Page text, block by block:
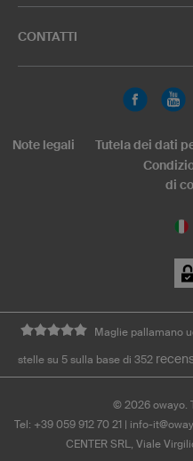
CONTATTI
Note legali Tutela dei dati
di
Maglie pallamano
stelle su 5 sulla base di 352
© 2026owayo.
Tel: +39 059 912 70 21
info-
CENTER SRL, Viale